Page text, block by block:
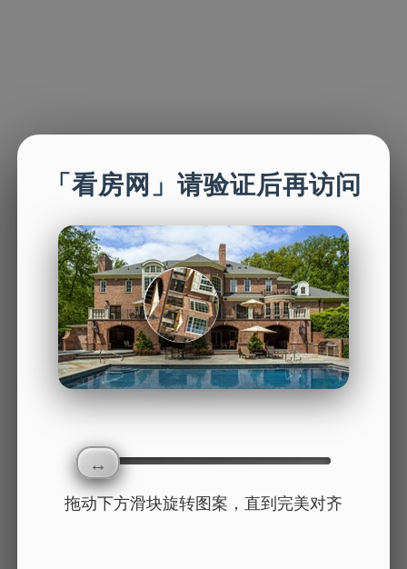
「看房网」请验证后再访问
拖动下方滑块旋转图案，直到完美对齐